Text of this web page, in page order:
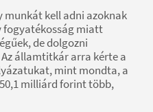
kell adni azoknak
fogyatékosság miatt
de dolgozni
államtitkár arra kérte a
mint mondta, a
milliárd forint több,